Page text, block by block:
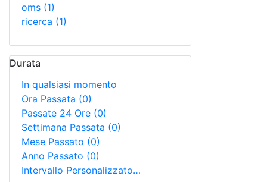
oms (1)
ricerca (1)
Durata
In qualsiasi momento
Ora Passata (0)
Passate 24 Ore (0)
Settimana Passata (0)
Mese Passato (0)
Anno Passato (0)
Intervallo Personalizzato…